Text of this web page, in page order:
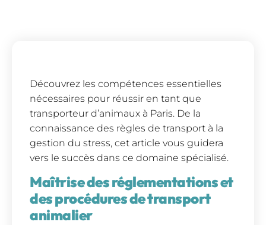
Découvrez les compétences essentielles
nécessaires pour réussir en tant que
transporteur d’animaux à Paris. De la
connaissance des règles de transport à la
gestion du stress, cet article vous guidera
vers le succès dans ce domaine spécialisé.
Maîtrise des réglementations et
des procédures de transport
animalier